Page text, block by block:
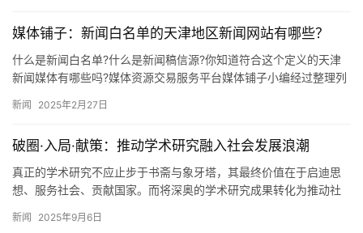
媒体铺子：新闻白名单的天津地区新闻网站有哪些？
什么是新闻白名单?什么是新闻稿信源?你知道符合这个定义的天津
新闻媒体有哪些吗?媒体资源交易服务平台媒体铺子小编经过整理列
新闻 2025年2月27日
破圈·入局·献策：推动学术研究融入社会发展浪潮
真正的学术研究不应止步于书斋与象牙塔，其最终价值在于启迪思
想、服务社会、贡献国家。而将深奥的学术研究成果转化为推动社
学报》…
新闻 2025年9月6日